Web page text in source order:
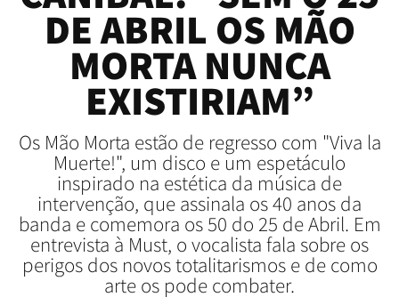
DE ABRIL OS MÃO
MORTA NUNCA
EXISTIRIAM”
Os Mão Morta estão de regresso com "Viva la
Muerte!", um disco e um espetáculo
inspirado na estética da música de
intervenção, que assinala os 40 anos da
banda e comemora os 50 do 25 de Abril. Em
entrevista à Must, o vocalista fala sobre os
perigos dos novos totalitarismos e de como
arte os pode combater.